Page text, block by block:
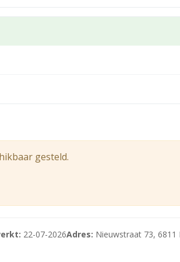
gesteld.
22-07-2026Adres: Nieuwstraat 73, 6811